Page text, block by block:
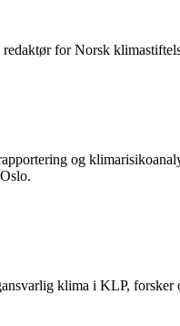
for Norsk
og
klima i KLP,